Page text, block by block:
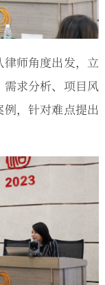
律师角度出发，立
求分析、项目风
，针对难点提出